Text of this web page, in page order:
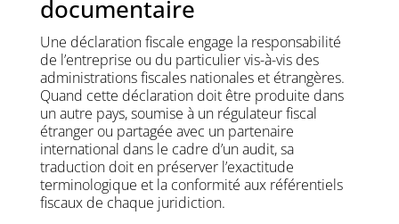
documentaire
Une déclaration fiscale engage la responsabilité
de l’entreprise ou du particulier vis-à-vis des
administrations fiscales nationales et étrangères.
Quand cette déclaration doit être produite dans
un autre pays, soumise à un régulateur fiscal
étranger ou partagée avec un partenaire
international dans le cadre d’un audit, sa
traduction doit en préserver l’exactitude
terminologique et la conformité aux référentiels
fiscaux de chaque juridiction.